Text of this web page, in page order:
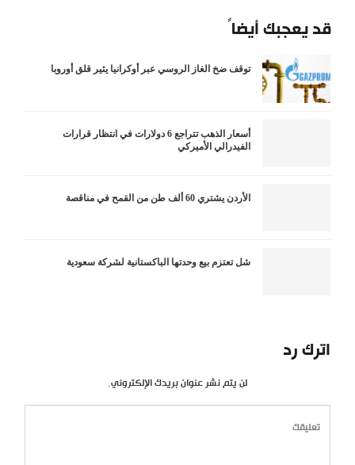
قد يعجبك أيضاً
توقف ضخ الغاز الروسي عبر أوكرانيا يثير قلق أوروبا
أسعار الذهب تتراجع 6 دولارات في انتظار قرارات
الفيدرالي الأميركي
الأردن يشتري 60 ألف طن من القمح في مناقصة
شل تعتزم بيع وحدتها الباكستانية لشركة سعودية
اترك رد
لن يتم نشر عنوان بريدك الإلكتروني.